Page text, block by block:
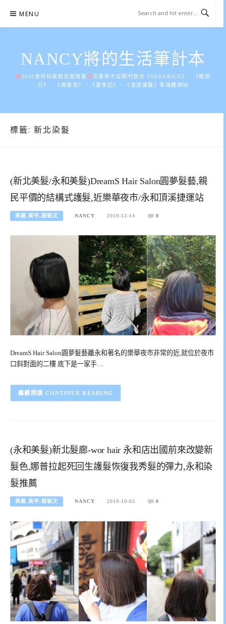
content
MENU
NANCY將的生活筆計本
2026食尚玩家駐站部落客
文章將不定期刊登在《OPENRICE》、《輕旅
行》、《窩客島》、《愛食記》、《波波黛麗》等媒體網站
標籤: 新北染髮
(新北美髮/永和美髮)DreamS Hair Salon圓夢髮藝,親
民平價的結構式護髮,近樂華夜市/永和頂溪捷運站
美髮,美甲,服裝文 NANCY 2019-12-14 0
DreamS Hair Salon圓夢髮藝離永和著名的樂華夜市非常的近,就位於夜市
口斜對面的二樓 底下是一家手…
CONTINUE READING
(永和美髮)新北髮廊-wor hair 永和店出國前來改變新
髮色,娜普拉起死回生護髮恢復我秀髮的彈力,永和染
髮推薦
美髮,美甲,服裝文 NANCY 2019-10-03 0